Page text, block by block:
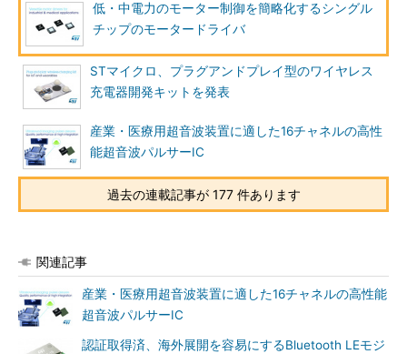
低・中電力のモーター制御を簡略化するシングル
チップのモータードライバ
STマイクロ、プラグアンドプレイ型のワイヤレス
充電器開発キットを発表
産業・医療用超音波装置に適した16チャネルの高性
能超音波パルサーIC
過去の連載記事が 177 件あります
関連記事
産業・医療用超音波装置に適した16チャネルの高性能
超音波パルサーIC
認証取得済、海外展開を容易にするBluetooth LEモジ